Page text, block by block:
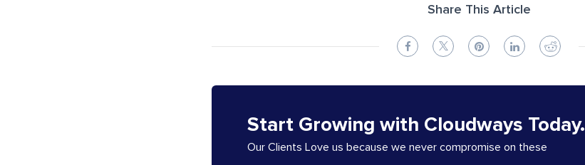
Share This Article
Start Growing with Cloudways Today.
Our Clients Love us because we never compromise on these